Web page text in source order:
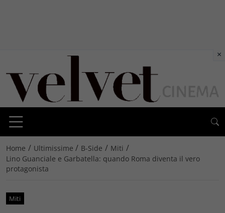
Home / Ultimissime / B-Side / Miti /
Lino Guanciale e Garbatella: quando Roma diventa il vero
protagonista
Miti
×